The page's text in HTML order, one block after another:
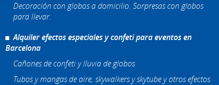
Decoración con globos a domicilio. Sorpresas con globos
para llevar.
Alquiler efectos especiales y confeti para eventos en
Barcelona
Cañones de confeti y lluvia de globos
Tubos y mangas de aire, skywalkers y skytube y otros efectos